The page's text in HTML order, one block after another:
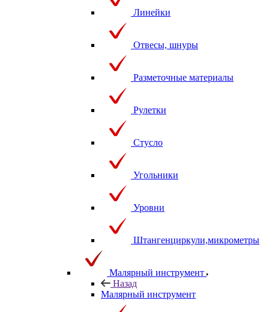
Линейки
Отвесы, шнуры
Разметочные материалы
Рулетки
Стусло
Угольники
Уровни
Штангенциркули,микрометры
Малярный инструмент
Назад
Малярный инструмент